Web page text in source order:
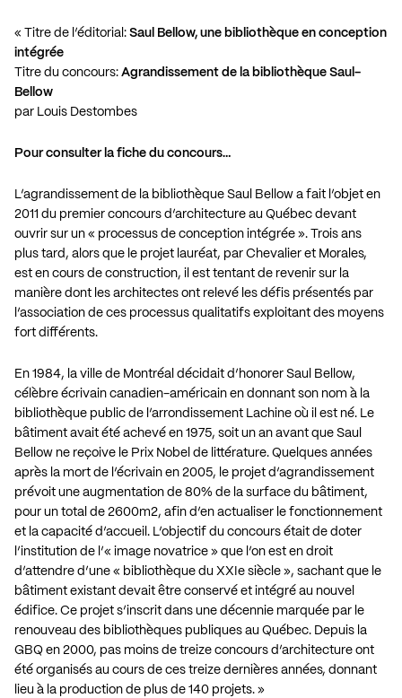
« Titre de l’éditorial: Saul Bellow, une bibliothèque en conception
intégrée
Titre du concours: Agrandissement de la bibliothèque Saul-
Bellow
par Louis Destombes
Pour consulter la fiche du concours…
L’agrandissement de la bibliothèque Saul Bellow a fait l’objet en
2011 du premier concours d’architecture au Québec devant
ouvrir sur un « processus de conception intégrée ». Trois ans
plus tard, alors que le projet lauréat, par Chevalier et Morales,
est en cours de construction, il est tentant de revenir sur la
manière dont les architectes ont relevé les défis présentés par
l’association de ces processus qualitatifs exploitant des moyens
fort différents.
En 1984, la ville de Montréal décidait d’honorer Saul Bellow,
célèbre écrivain canadien-américain en donnant son nom à la
bibliothèque public de l’arrondissement Lachine où il est né. Le
bâtiment avait été achevé en 1975, soit un an avant que Saul
Bellow ne reçoive le Prix Nobel de littérature. Quelques années
après la mort de l’écrivain en 2005, le projet d’agrandissement
prévoit une augmentation de 80% de la surface du bâtiment,
pour un total de 2600m2, afin d’en actualiser le fonctionnement
et la capacité d’accueil. L’objectif du concours était de doter
l’institution de l’« image novatrice » que l’on est en droit
d’attendre d’une « bibliothèque du XXIe siècle », sachant que le
bâtiment existant devait être conservé et intégré au nouvel
édifice. Ce projet s’inscrit dans une décennie marquée par le
renouveau des bibliothèques publiques au Québec. Depuis la
GBQ en 2000, pas moins de treize concours d’architecture ont
été organisés au cours de ces treize dernières années, donnant
lieu à la production de plus de 140 projets. »